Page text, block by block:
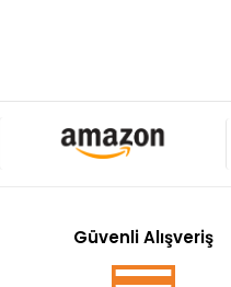
Güvenli Alışveriş